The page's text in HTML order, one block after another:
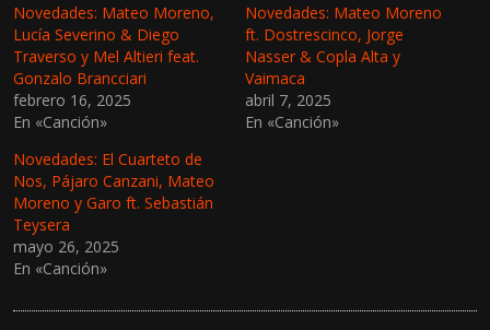
r
a
c
o
m
p
a
r
t
r
e
n
T
w
i
t
t
e
S
r
a
c
o
m
p
a
t
r
e
n
F
a
e
b
o
(
Novedades: Mateo Moreno,
Lucía Severino & Diego
Traverso y Mel Altieri feat.
Gonzalo Brancciari
febrero 16, 2025
En «Canción»
Novedades: Mateo Moreno
ft. Dostrescinco, Jorge
Nasser & Copla Alta y
Vaimaca
abril 7, 2025
En «Canción»
Novedades: El Cuarteto de
Nos, Pájaro Canzani, Mateo
Moreno y Garo ft. Sebastián
Teysera
mayo 26, 2025
En «Canción»